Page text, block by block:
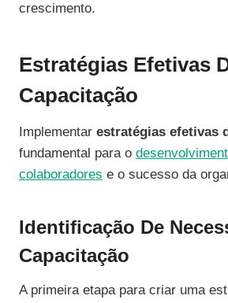
crescimento.
Estratégias Efetivas
Capacitação
Implementar estratégias efetivas
fundamental para o
colaboradores e o sucesso da
Identificação De
Capacitação
A primeira etapa para criar uma